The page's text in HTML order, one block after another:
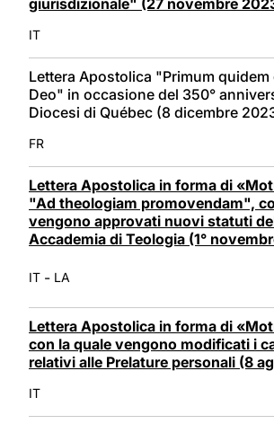
IT
Lettera Apostolica "Primum quidem
Deo" in occasione del 350°
Diocesi di Québec (8 dicembre
FR
Lettera Apostolica in forma di
"Ad theologiam promovendam",
vengono approvati nuovi statuti
Accademia di Teologia (1°
IT - LA
Lettera Apostolica in forma di
con la quale vengono modificati i
relativi alle Prelature personali (8
IT